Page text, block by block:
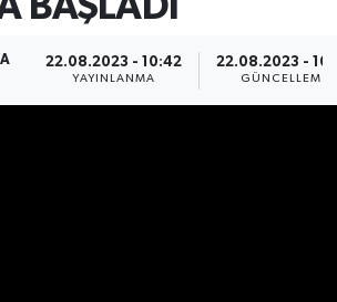
22.08.2023 - 10:42
YAYINLANMA
22.08.2023 -
GÜNCELLEME